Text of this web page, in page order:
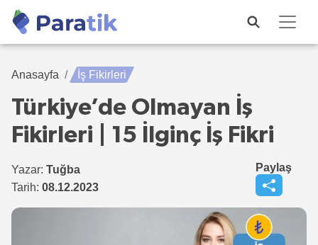
Anasayfa İş Fikirleri
Türkiye’de Olmayan İş
Fikirleri | 15 İlginç İş Fikri
Yazar: Tuğba
Tarih: 08.12.2023
Paylaş